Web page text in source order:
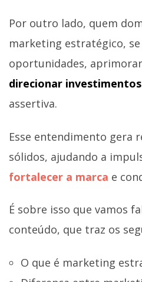
Por outro lado, quem
marketing estratégico,
oportunidades,
direcionar investimentos
assertiva.
Esse entendimento gera
sólidos, ajudando a
fortalecer a marca e
É sobre isso que vamos
conteúdo, que traz os
O que é marketing